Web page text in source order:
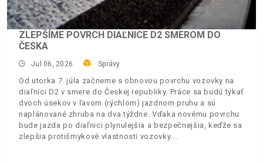
ZLEPŠÍME POVRCH DIAĽNICE D2 SMEROM DO
ČESKA
Jul 06, 2026 Správy
Od utorka 7. júla začneme s obnovou povrchu vozovky na
diaľnici D2 v smere do Českej republiky. Práce sa budú týkať
dvoch úsekov v ľavom (rýchlom) jazdnom pruhu a sú
naplánované zhruba na dva týždne. Vďaka novému povrchu
bude jazda po diaľnici plynulejšia a bezpečnejšia, keďže sa
zlepšia protišmykové vlastnosti vozovky.